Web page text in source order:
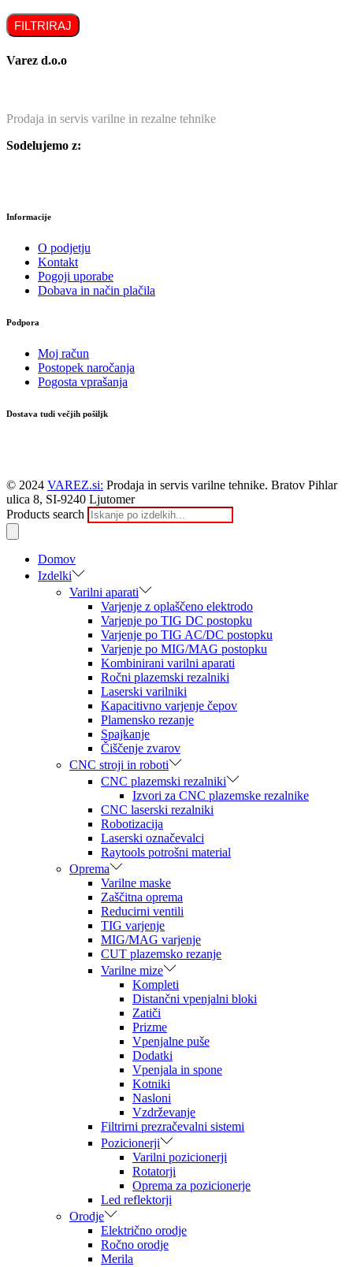
FILTRIRAJ
Varez d.o.o
Prodaja in servis varilne in rezalne tehnike
Sodelujemo z:
Informacije
O podjetju
Kontakt
Pogoji uporabe
Dobava in način plačila
Podpora
Moj račun
Postopek naročanja
Pogosta vprašanja
Dostava tudi večjih pošiljk
© 2024 VAREZ.si: Prodaja in servis varilne tehnike. Bratov Pihlar
ulica 8, SI-9240 Ljutomer
Products search
Domov
Izdelki
Varilni aparati
Varjenje z oplaščeno elektrodo
Varjenje po TIG DC postopku
Varjenje po TIG AC/DC postopku
Varjenje po MIG/MAG postopku
Kombinirani varilni aparati
Ročni plazemski rezalniki
Laserski varilniki
Kapacitivno varjenje čepov
Plamensko rezanje
Spajkanje
Čiščenje zvarov
CNC stroji in roboti
CNC plazemski rezalniki
Izvori za CNC plazemske rezalnike
CNC laserski rezalniki
Robotizacija
Laserski označevalci
Raytools potrošni material
Oprema
Varilne maske
Zaščitna oprema
Reducirni ventili
TIG varjenje
MIG/MAG varjenje
CUT plazemsko rezanje
Varilne mize
Kompleti
Distančni vpenjalni bloki
Zatiči
Prizme
Vpenjalne puše
Dodatki
Vpenjala in spone
Kotniki
Nasloni
Vzdrževanje
Filtrirni prezračevalni sistemi
Pozicionerji
Varilni pozicionerji
Rotatorji
Oprema za pozicionerje
Led reflektorji
Orodje
Električno orodje
Ročno orodje
Merila